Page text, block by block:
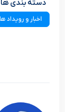
دسته بندی ها
اخبار و رویداد ها